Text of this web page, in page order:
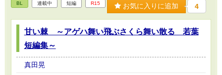
BL 連載中 短編 R15 お気に入りに追加 4
甘い棘 ～アゲハ舞い飛ぶさくら舞い散る 若葉
短編集～
真田晃